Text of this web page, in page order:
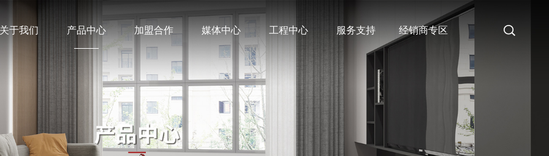
关于我们 产品中心 加盟合作 媒体中心 工程中心 服务支持 经销商专区